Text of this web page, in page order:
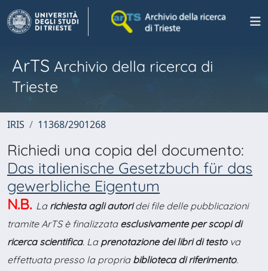
ArTS Archivio della ricerca di
Trieste
IRIS 11368/2901268
Richiedi una copia del documento:
Das italienische Gesetzbuch für das
gewerbliche Eigentum
N.B. La richiesta agli autoridei file delle pubblicazioni
tramite ArTS è finalizzata esclusivamente per scopi di
ricerca scientifica. La prenotazione dei libri di testova
effettuata presso la propria biblioteca di riferimento.